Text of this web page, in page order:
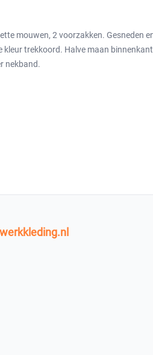
mouwen, 2 voorzakken. Gesneden
kleur trekkoord. Halve maan binnenkant
nekband.